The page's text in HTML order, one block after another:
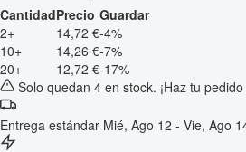
CantidadPrecio Guardar
2+
14,72 €-4%
10+
14,26 €-7%
20+
12,72 €-17%
Solo quedan 4 en stock. ¡Haz tu
Entrega estándar Mié, Ago 12 - Vie, Ago